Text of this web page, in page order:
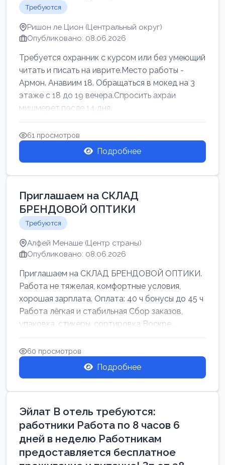
Требуются
Ришон ле Цион (Центральный округ)
Опубликовано: 08.06.2026
Требуется охранник с курсом или без умеющий
читать и писать на иврите.Место работы -
Армон. Анавиим 18. Обращаться в мокед на 3
этаже с 18 до 19 вечера.Спросить ахраи
мишмерет.после 14 дня
61 просмотров
Подробнее
Приглашаем на СКЛАД
БРЕНДОВОЙ ОПТИКИ
Требуются
Алфей Менаше (Центр страны)
Опубликовано: 08.06.2026
Приглашаем на СКЛАД БРЕНДОВОЙ ОПТИКИ.
Работа не тяжелая, комфортные условия,
хорошая зарплата. Оплата: 40 ч бонусы до 45 ч
Работа лёгкая и стабильная Сбор заказов,
упаковка, стикеры, сортировка Воскре...
60 просмотров
Подробнее
Эйлат В отель требуются:
работники Работа по 8 часов 6
дней в неделю Работникам
предоставляется бесплатное